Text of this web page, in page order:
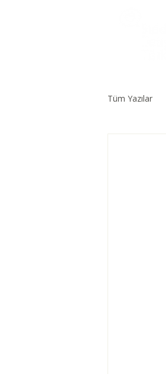
Tüm Yazılar